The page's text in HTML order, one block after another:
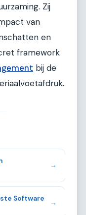
Zij
van
en
framework
bij de
→
Software
→